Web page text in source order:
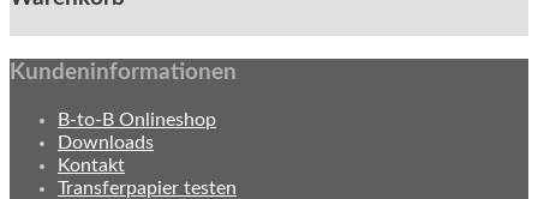
Kundeninformationen
B-to-B Onlineshop
Downloads
Kontakt
Transferpapier testen